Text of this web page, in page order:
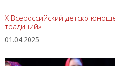
X Всероссийский детско-
традиций»
01.04.2025